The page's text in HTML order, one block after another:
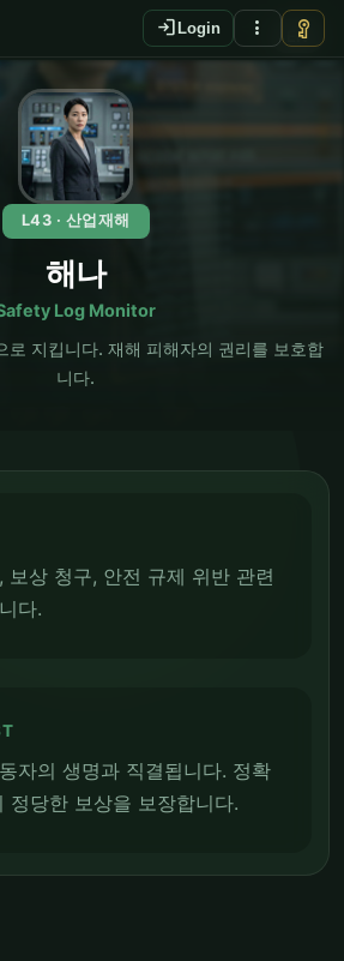
login Login more_vert vpn_key
EN
L43 · 산업재해
해나
Log Monitor
로 지킵니다. 재해 피해자의 권리를 보호합
니다.
보상 청구, 안전 규제 위반 관련
다.
자의 생명과 직결됩니다. 정확
정당한 보상을 보장합니다.